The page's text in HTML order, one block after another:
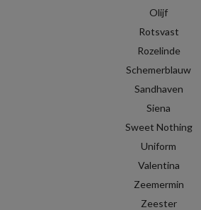
Olijf
Rotsvast
Rozelinde
Schemerblauw
Sandhaven
Siena
Sweet Nothing
Uniform
Valentina
Zeemermin
Zeester